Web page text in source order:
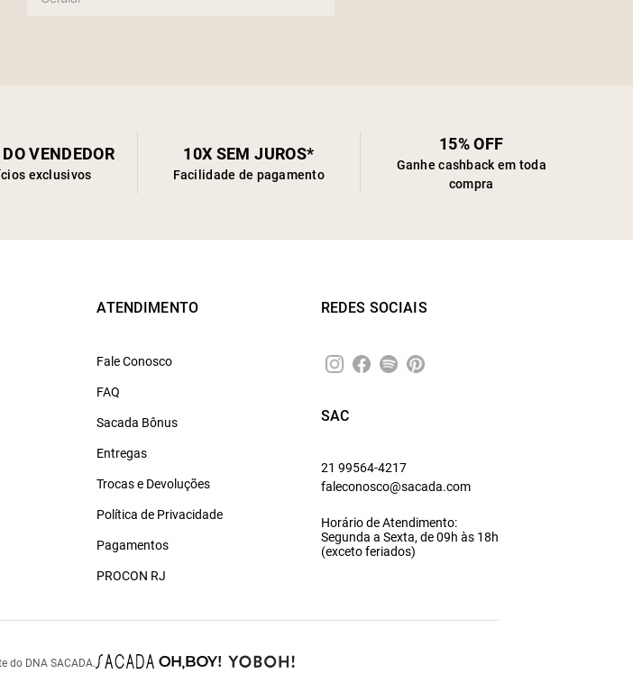
VENDEDOR
exclusivos
10X SEM JUROS*
Facilidade de pagamento
15% OFF
Ganhe cashback em toda
compra
ATENDIMENTO
Fale Conosco
FAQ
Sacada Bônus
Entregas
Trocas e Devoluções
Política de Privacidade
Pagamentos
PROCON RJ
REDES SOCIAIS
SAC
21 99564-4217
faleconosco@sacada.com
Horário de Atendimento:
Segunda a Sexta, de 09h às 18h
(exceto feriados)
do DNA SACADA.